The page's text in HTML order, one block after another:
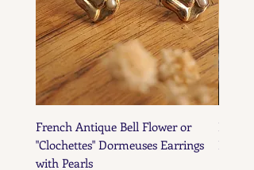
French Antique Bell Flower or
"Clochettes" Dormeuses Earrings
with Pearls